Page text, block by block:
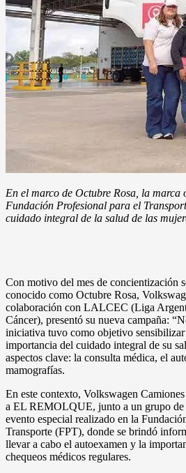
En el marco de Octubre Rosa, la marca
Fundación Profesional para el
cuidado integral de la salud de las
Con motivo del mes de concientización
conocido como Octubre Rosa,
colaboración con LALCEC (Liga
Cáncer), presentó su nueva campaña:
iniciativa tuvo como objetivo sensibilizar
importancia del cuidado integral de su
aspectos clave: la consulta médica, el
mamografías.
En este contexto, Volkswagen
a EL REMOLQUE, junto a un grupo de
evento especial realizado en la
Transporte (FPT), donde se brindó
llevar a cabo el autoexamen y la
chequeos médicos regulares.